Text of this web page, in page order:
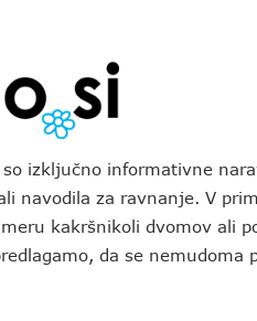
izključno informativne
navodila za ravnanje. V
kakršnikoli dvomov ali
da se nemudoma